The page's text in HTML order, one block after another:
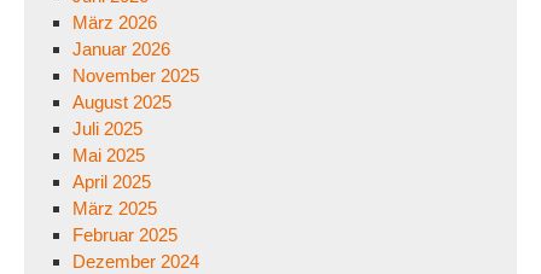
März 2026
Januar 2026
November 2025
August 2025
Juli 2025
Mai 2025
April 2025
März 2025
Februar 2025
Dezember 2024